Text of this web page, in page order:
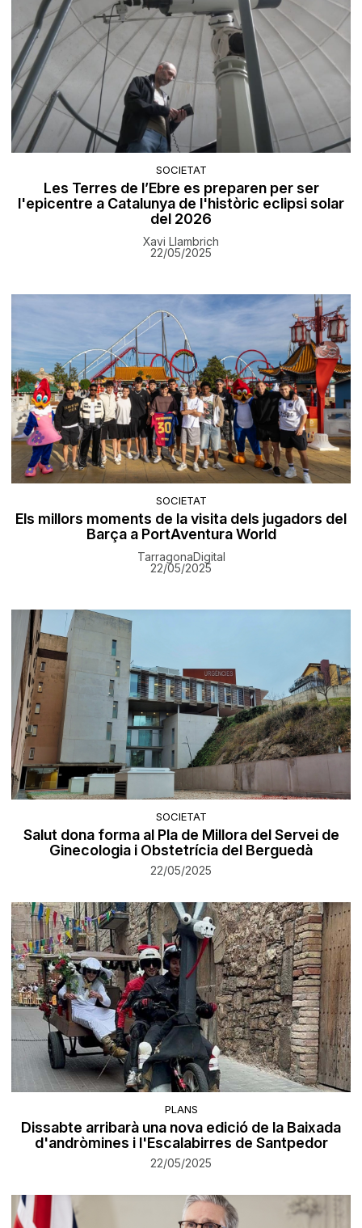
SOCIETAT
Les Terres de l’Ebre es preparen per ser
l'epicentre a Catalunya de l'històric eclipsi solar
del 2026
Xavi Llambrich
22/05/2025
SOCIETAT
Els millors moments de la visita dels jugadors del
Barça a PortAventura World
TarragonaDigital
22/05/2025
SOCIETAT
Salut dona forma al Pla de Millora del Servei de
Ginecologia i Obstetrícia del Berguedà
22/05/2025
PLANS
Dissabte arribarà una nova edició de la Baixada
d'andròmines i l'Escalabirres de Santpedor
22/05/2025